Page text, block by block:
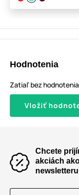
Hodnotenia
Zatiaľ bez
Vložiť
Chcete
akciách